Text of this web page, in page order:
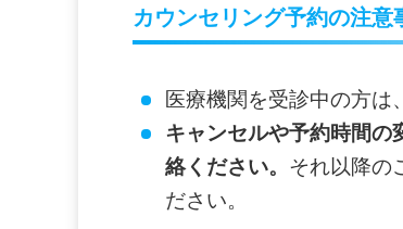
カウンセリング予約の注意
医療機関を受診中の方は
キャンセルや予約時間の
絡ください。 それ以降の
ださい。